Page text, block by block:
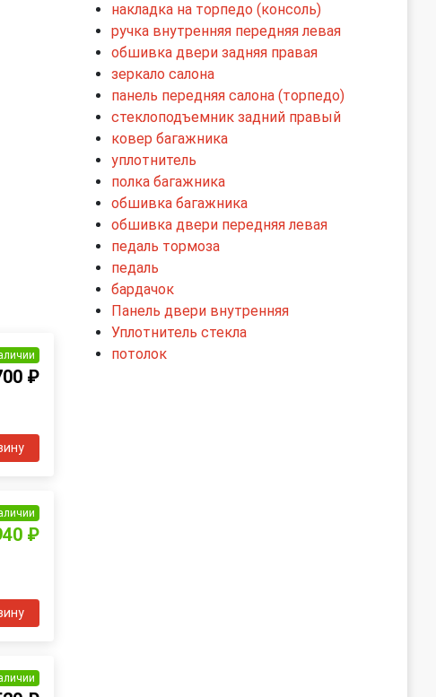
₽
₽
накладка на торпедо (консоль)
ручка внутренняя передняя левая
обшивка двери задняя правая
зеркало салона
панель передняя салона (торпедо)
стеклоподъемник задний правый
ковер багажника
уплотнитель
полка багажника
обшивка багажника
обшивка двери передняя левая
педаль тормоза
педаль
бардачок
Панель двери внутренняя
Уплотнитель стекла
потолок